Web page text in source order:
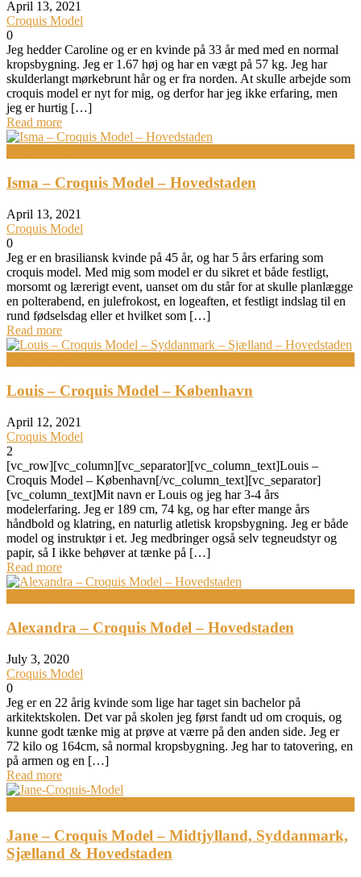
April 13, 2021
Croquis Model
0
Jeg hedder Caroline og er en kvinde på 33 år med med en normal
kropsbygning. Jeg er 1.67 høj og har en vægt på 57 kg. Jeg har
skulderlangt mørkebrunt hår og er fra norden. At skulle arbejde som
croquis model er nyt for mig, og derfor har jeg ikke erfaring, men
jeg er hurtig […]
Read more
Isma – Croquis Model – Hovedstaden
April 13, 2021
Croquis Model
0
Jeg er en brasiliansk kvinde på 45 år, og har 5 års erfaring som
croquis model. Med mig som model er du sikret et både festligt,
morsomt og lærerigt event, uanset om du står for at skulle planlægge
en polterabend, en julefrokost, en logeaften, et festligt indslag til en
rund fødselsdag eller et hvilket som […]
Read more
Louis – Croquis Model – København
April 12, 2021
Croquis Model
2
[vc_row][vc_column][vc_separator][vc_column_text]Louis –
Croquis Model – København[/vc_column_text][vc_separator]
[vc_column_text]Mit navn er Louis og jeg har 3-4 års
modelerfaring. Jeg er 189 cm, 74 kg, og har efter mange års
håndbold og klatring, en naturlig atletisk kropsbygning. Jeg er både
model og instruktør i et. Jeg medbringer også selv tegneudstyr og
papir, så I ikke behøver at tænke på […]
Read more
Alexandra – Croquis Model – Hovedstaden
July 3, 2020
Croquis Model
0
Jeg er en 22 årig kvinde som lige har taget sin bachelor på
arkitektskolen. Det var på skolen jeg først fandt ud om croquis, og
kunne godt tænke mig at prøve at værre på den anden side. Jeg er
72 kilo og 164cm, så normal kropsbygning. Jeg har to tatovering, en
på armen og en […]
Read more
Jane – Croquis Model – Midtjylland, Syddanmark,
Sjælland & Hovedstaden